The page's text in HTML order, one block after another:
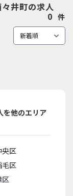
井町の求人
0 件
を他のエリア
央区
毛区
区